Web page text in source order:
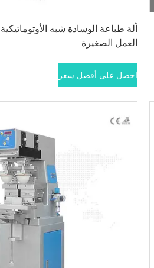
آلة طباعة الوسادة شبه
العمل الصغيرة
احصل على أفضل سعر